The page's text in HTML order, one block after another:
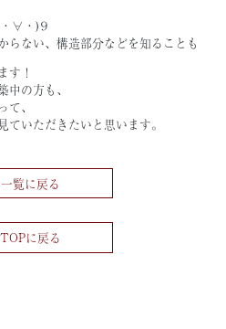
∀・)９
らない、構造部分などを知ることも
す！
の方も、
、
ていただきたいと思います。
覧に戻る
に戻る